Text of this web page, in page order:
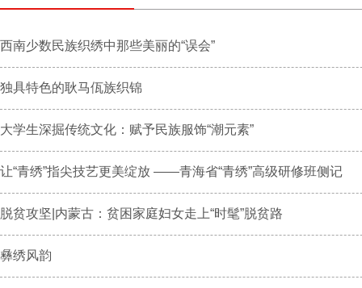
西南少数民族织绣中那些美丽的“误会”
独具特色的耿马佤族织锦
大学生深掘传统文化：赋予民族服饰“潮元素”
让“青绣”指尖技艺更美绽放 ——青海省“青绣”高级研修班侧记
脱贫攻坚|内蒙古：贫困家庭妇女走上“时髦”脱贫路
彝绣风韵